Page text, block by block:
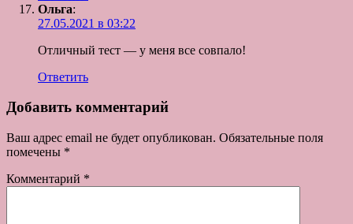
Ольга:
27.05.2021 в 03:22
Отличный тест — у меня все совпало!
Ответить
Добавить комментарий
Ваш адрес email не будет опубликован. Обязательные поля
помечены *
Комментарий *